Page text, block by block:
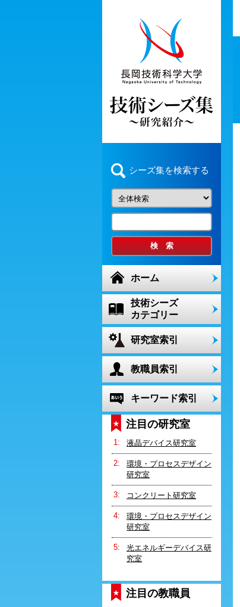
シーズ集を検索する
ホーム
技術シーズ
カテゴリー
研究室索引
教職員索引
キーワード索引
注目の研究室
液晶デバイス研究室
環境・プロセスデザイン
研究室
コンクリート研究室
環境・プロセスデザイン
研究室
光エネルギーデバイス研
究室
注目の教職員